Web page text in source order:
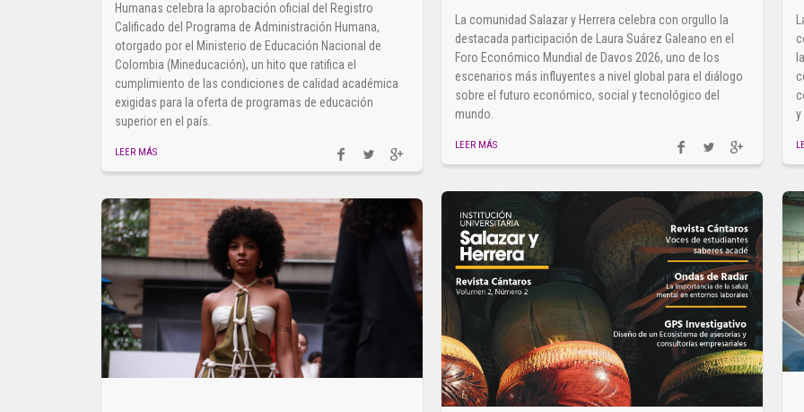
La comunidad Salazar y Herrera celebra con orgullo la
destacada participación de Laura Suárez Galeano en el
Foro Económico Mundial de Davos 2026, uno de los
escenarios más influyentes a nivel global para el diálogo
sobre el futuro económico, social y tecnológico del
mundo.
LEER MÁS
y
Humanas celebra la aprobación oficial del Registro
Calificado del Programa de Administración Humana,
otorgado por el Ministerio de Educación Nacional de
Colombia (Mineducación), un hito que ratifica el
cumplimiento de las condiciones de calidad académica
exigidas para la oferta de programas de educación
superior en el país.
LEER MÁS